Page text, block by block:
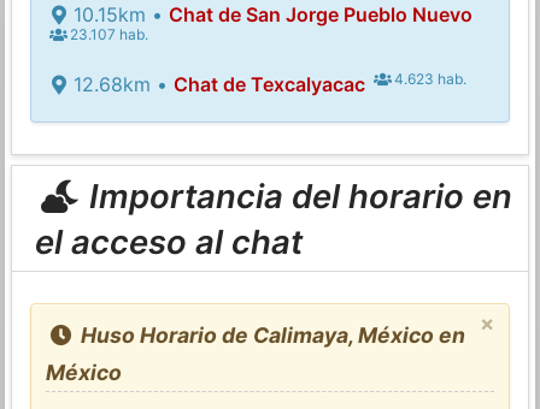
10.15km • Chat de San Jorge Pueblo Nuevo
23.107 hab.
12.68km • Chat de Texcalyacac 4.623 hab.
Importancia del horario en
el acceso al chat
×
Huso Horario de Calimaya, México en
México